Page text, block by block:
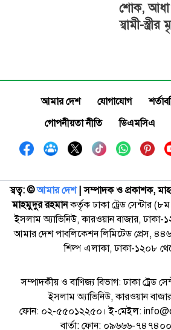
শোক, আধা
স্বামী-স্ত্রীর
আমার দেশ যোগাযোগ
গোপনীয়তা নীতি
ডিএমসিএ
স্বত্ব: ©️আমার দেশ| সম্পাদক ও প্রকাশক,
মাহমুদুর রহমানকর্তৃক ঢাকা ট্রেড সেন্টার
ইসলাম অ্যাভিনিউ, কারওয়ান বাজার, ঢাকা-
আমার দেশ পাবলিকেশন লিমিটেড প্রেস,
শিল্প এলাকা, ঢাকা-১২০৮
সম্পাদকীয় ও বাণিজ্য বিভাগ: ঢাকা ট্রেড
ইসলাম অ্যাভিনিউ, কারওয়ান
ফোন: ০২-৫৫০১২২৫০। ই-মেইল:
বার্তা: ফোন: ০৯৬৬৬-